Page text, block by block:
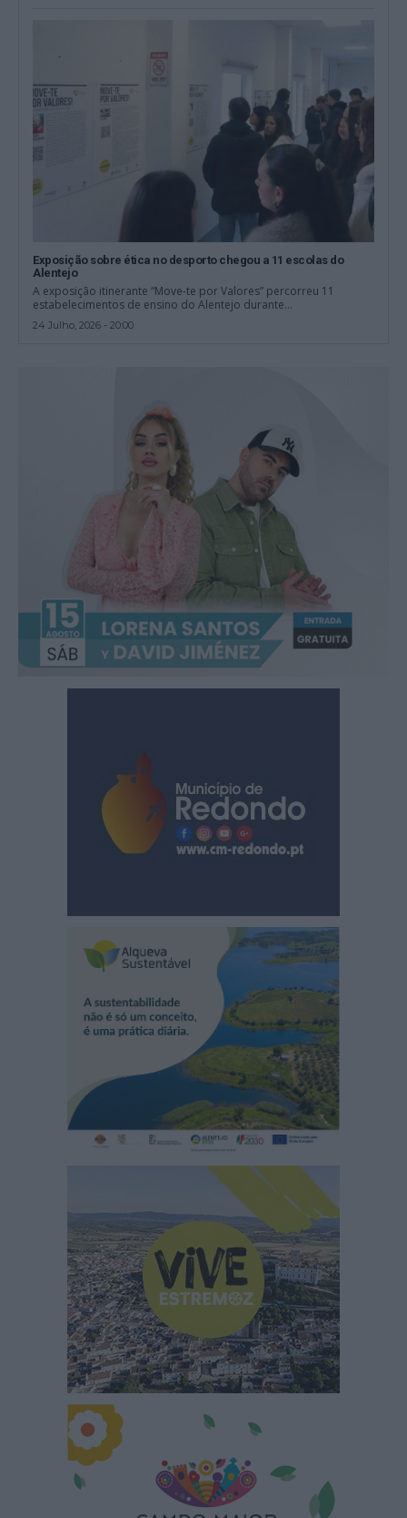
Exposição sobre ética no desporto chegou a 11 escolas do
Alentejo
A exposição itinerante “Move-te por Valores” percorreu 11
estabelecimentos de ensino do Alentejo durante...
24 Julho, 2026 - 20:00